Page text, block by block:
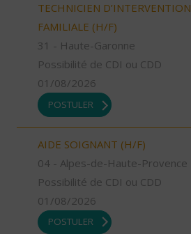
TECHNICIEN
FAMILIALE (H/F)
31 - Haute-Garonne
Possibilité de CDI ou CDD
01/08/2026
POSTULER
AIDE SOIGNANT (H/F)
04 - Alpes-de-Haute-Provence
Possibilité de CDI ou CDD
01/08/2026
POSTULER